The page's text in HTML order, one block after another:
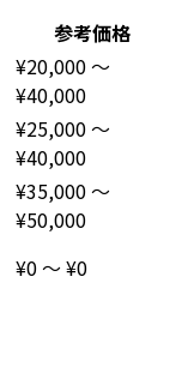
参考価格
¥20,000〜
¥40,000
¥25,000〜
¥40,000
¥35,000〜
¥50,000
¥0〜¥0